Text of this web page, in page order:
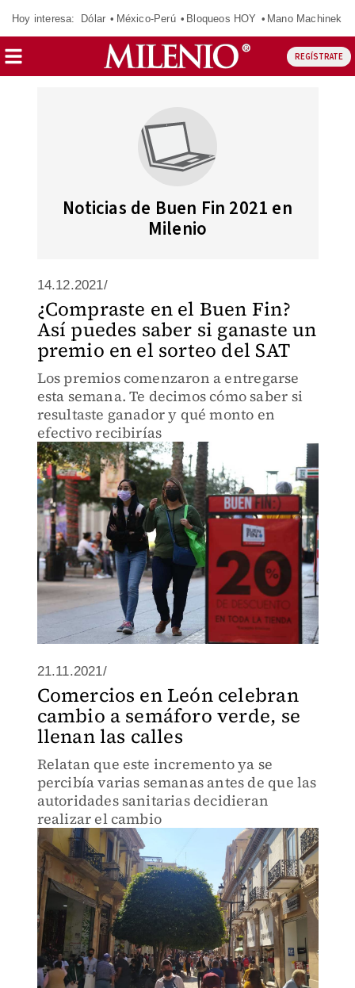
Hoy interesa: Dólar México-Perú Bloqueos HOY Mano Machinek
REGÍSTRATE
Noticias de Buen Fin 2021 en
Milenio
14.12.2021/
¿Compraste en el Buen Fin?
Así puedes saber si ganaste un
premio en el sorteo del SAT
Los premios comenzaron a entregarse
esta semana. Te decimos cómo saber si
resultaste ganador y qué monto en
efectivo recibirías
21.11.2021/
Comercios en León celebran
cambio a semáforo verde, se
llenan las calles
Relatan que este incremento ya se
percibía varias semanas antes de que las
autoridades sanitarias decidieran
realizar el cambio